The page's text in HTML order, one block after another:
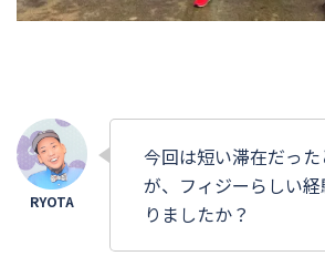
今回は短い滞在だっ
が、フィジーらしい
りましたか？